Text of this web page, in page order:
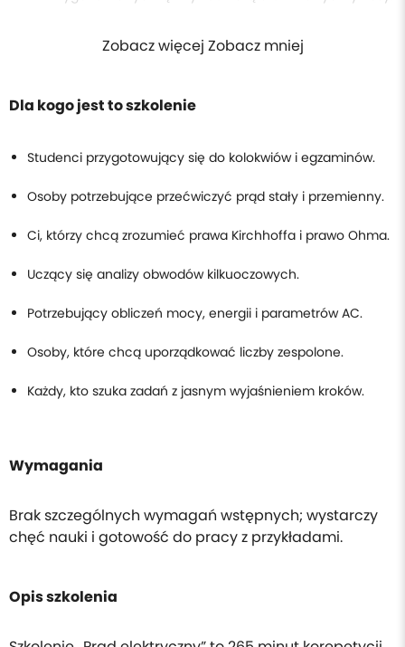
Zobacz więcej Zobacz mniej
Dla kogo jest to szkolenie
Studenci przygotowujący się do kolokwiów i egzaminów.
Osoby potrzebujące przećwiczyć prąd stały i przemienny.
Ci, którzy chcą zrozumieć prawa Kirchhoffa i prawo Ohma.
Uczący się analizy obwodów kilkuoczowych.
Potrzebujący obliczeń mocy, energii i parametrów AC.
Osoby, które chcą uporządkować liczby zespolone.
Każdy, kto szuka zadań z jasnym wyjaśnieniem kroków.
Wymagania
Brak szczególnych wymagań wstępnych; wystarczy
chęć nauki i gotowość do pracy z przykładami.
Opis szkolenia